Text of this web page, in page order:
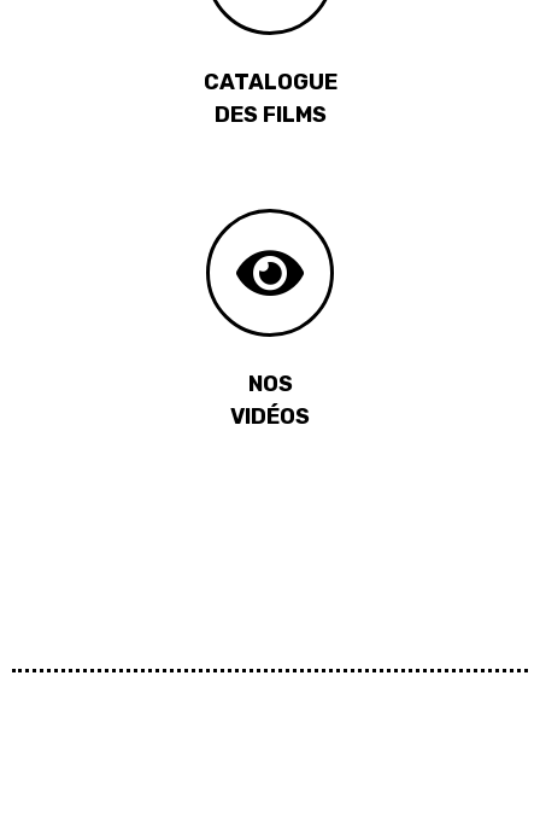
CATALOGUE
DES FILMS
NOS
VIDÉOS